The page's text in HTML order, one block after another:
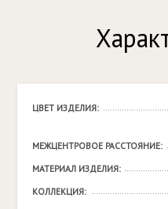
ЦВЕТ ИЗДЕЛИЯ:
МЕЖЦЕНТРОВОЕ РАССТОЯНИЕ:
МАТЕРИАЛ ИЗДЕЛИЯ:
КОЛЛЕКЦИЯ: